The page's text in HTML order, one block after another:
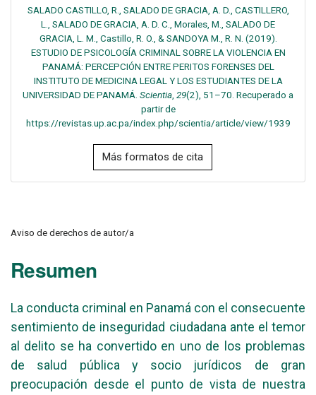
SALADO CASTILLO, R., SALADO DE GRACIA, A. D., CASTILLERO,
L., SALADO DE GRACIA, A. D. C., Morales, M., SALADO DE
GRACIA, L. M., Castillo, R. O., & SANDOYA M., R. N. (2019).
ESTUDIO DE PSICOLOGÍA CRIMINAL SOBRE LA VIOLENCIA EN
PANAMÁ: PERCEPCIÓN ENTRE PERITOS FORENSES DEL
INSTITUTO DE MEDICINA LEGAL Y LOS ESTUDIANTES DE LA
UNIVERSIDAD DE PANAMÁ. Scientia, 29(2), 51–70. Recuperado a
partir de
https://revistas.up.ac.pa/index.php/scientia/article/view/1939
Más formatos de cita
Aviso de derechos de autor/a
Resumen
La conducta criminal en Panamá con el consecuente
sentimiento de inseguridad ciudadana ante el temor
al delito se ha convertido en uno de los problemas
de salud pública y socio jurídicos de gran
preocupación desde el punto de vista de nuestra